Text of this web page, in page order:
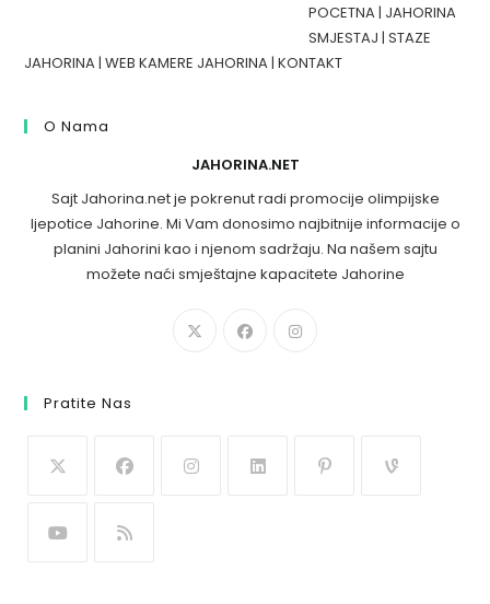
POCETNA| JAHORINA
SMJESTAJ |STAZE
JAHORINA|WEB KAMERE JAHORINA|KONTAKT
O Nama
JAHORINA.NET
Sajt Jahorina.net je pokrenut radi promocije olimpijske
ljepotice Jahorine. Mi Vam donosimo najbitnije informacije o
planini Jahorini kao i njenom sadržaju. Na našem sajtu
možete naći smještajne kapacitete Jahorine
Pratite Nas